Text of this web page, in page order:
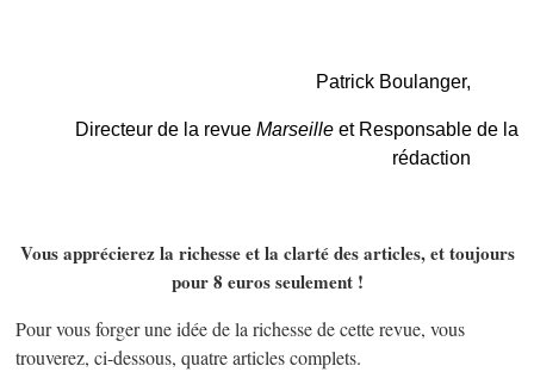
Patrick Boulanger,
Directeur de la revue Marseille et Responsable de la
rédaction
Vous apprécierez la richesse et la clarté des articles, et toujours
pour 8 euros seulement !
Pour vous forger une idée de la richesse de cette revue, vous
trouverez, ci-dessous, quatre articles complets.